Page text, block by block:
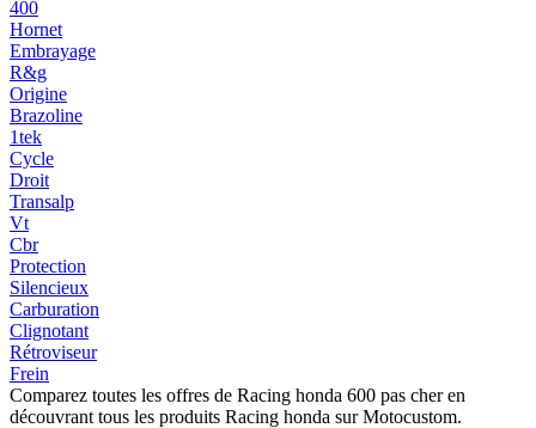
400
Hornet
Embrayage
R&g
Origine
Brazoline
1tek
Cycle
Droit
Transalp
Vt
Cbr
Protection
Silencieux
Carburation
Clignotant
Rétroviseur
Frein
Comparez toutes les offres de Racing honda 600 pas cher en
découvrant tous les produits Racing honda sur Motocustom.